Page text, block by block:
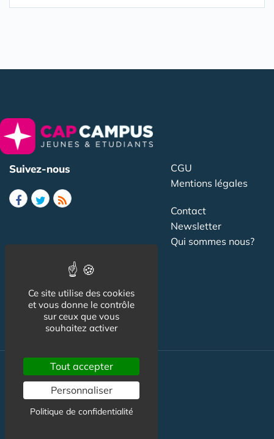
Suivez-nous
CGU
Mentions légales
Contact
Newsletter
Qui sommes nous?
Publicité
Study in France
Formation
Emploi
Ce site utilise des cookies
et vous donne le contrôle
sur ceux que vous
souhaitez activer
Tout accepter
Personnaliser
Politique de confidentialité